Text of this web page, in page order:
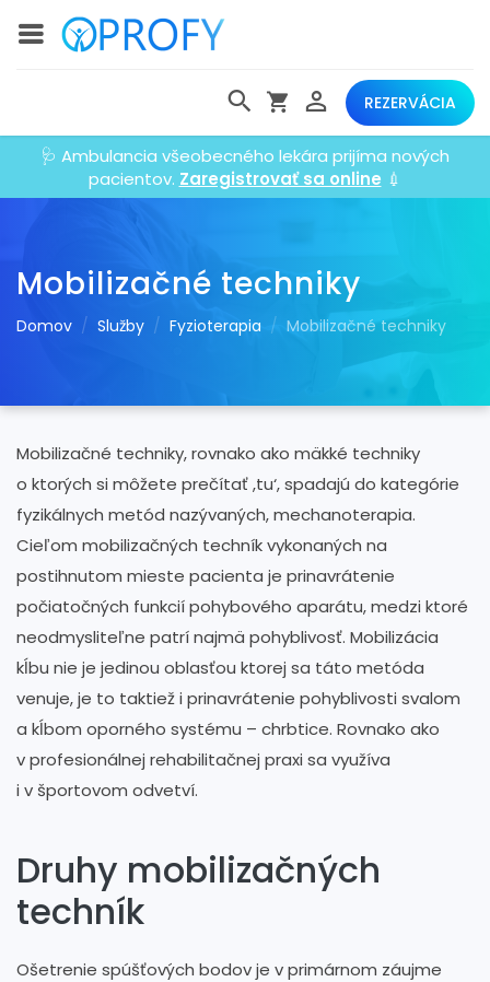
REZERVÁCIA
🩺 Ambulancia všeobecného lekára prijíma nových
pacientov. Zaregistrovať sa online 💉
Mobilizačné techniky
Domov Služby Fyzioterapia Mobilizačné techniky
Mobilizačné techniky, rovnako ako mäkké techniky
o ktorých si môžete prečítať ,tu‘, spadajú do kategórie
fyzikálnych metód nazývaných, mechanoterapia.
Cieľom mobilizačných techník vykonaných na
postihnutom mieste pacienta je prinavrátenie
počiatočných funkcií pohybového aparátu, medzi ktoré
neodmysliteľne patrí najmä pohyblivosť. Mobilizácia
kĺbu nie je jedinou oblasťou ktorej sa táto metóda
venuje, je to taktiež i prinavrátenie pohyblivosti svalom
a kĺbom oporného systému – chrbtice. Rovnako ako
v profesionálnej rehabilitačnej praxi sa využíva
i v športovom odvetví.
Druhy mobilizačných
techník
Ošetrenie spúšťových bodov je v primárnom záujme